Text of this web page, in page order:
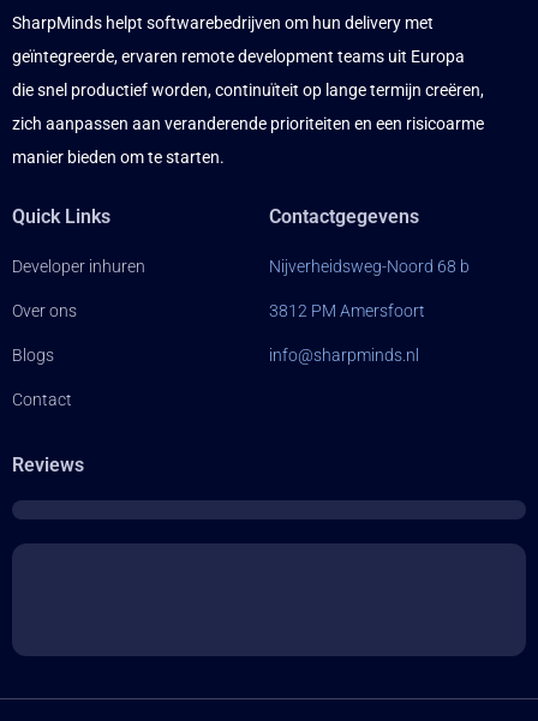
SharpMinds helpt softwarebedrijven om hun delivery met
geïntegreerde, ervaren remote development teams uit Europa
die snel productief worden, continuïteit op lange termijn creëren,
zich aanpassen aan veranderende prioriteiten en een risicoarme
manier bieden om te starten.
Quick Links
Developer inhuren
Over ons
Blogs
Contact
Contactgegevens
Nijverheidsweg-Noord 68 b
3812 PM Amersfoort
info@sharpminds.nl
Reviews